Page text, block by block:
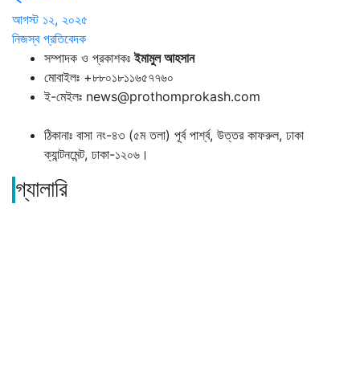
আগস্ট ১২, ২০২৫
নিজস্ব প্রতিবেদক
সম্পাদক ও প্রকাশকঃইমামুল আহসান
মোবাইলঃ +৮৮০১৮১১৬৫৭৭৬০
ই-মেইলঃ news@prothomprokash.com
ঠিকানাঃ বাসা নং-৪৩ (৫ম তলা) পূর্ব পার্শ্ব, উত্তর কাফরুল, ঢাকা
ক্যান্টনমেন্ট, ঢাকা-১২০৬।
গ্যালারি